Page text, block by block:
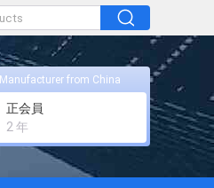
Manufacturer from China
正会員
2 年